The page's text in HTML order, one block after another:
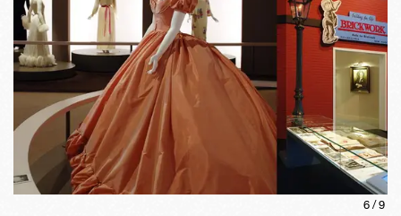
6 /9